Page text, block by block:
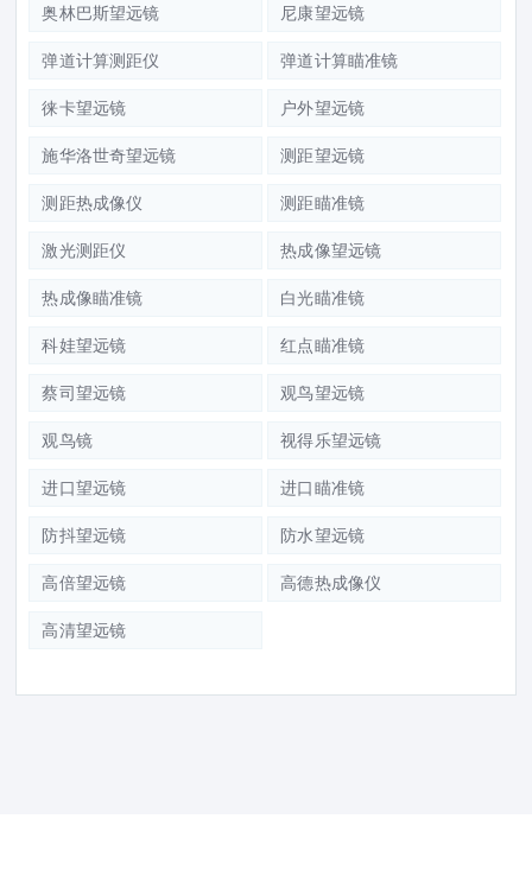
奥林巴斯望远镜 尼康望远镜
弹道计算测距仪 弹道计算瞄准镜
徕卡望远镜 户外望远镜
施华洛世奇望远镜 测距望远镜
测距热成像仪 测距瞄准镜
激光测距仪 热成像望远镜
热成像瞄准镜 白光瞄准镜
科娃望远镜 红点瞄准镜
蔡司望远镜 观鸟望远镜
观鸟镜 视得乐望远镜
进口望远镜 进口瞄准镜
防抖望远镜 防水望远镜
高倍望远镜 高德热成像仪
高清望远镜